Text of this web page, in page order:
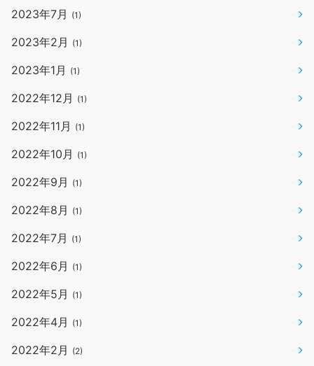
2023年7月 (1)
2023年2月 (1)
2023年1月 (1)
2022年12月 (1)
2022年11月 (1)
2022年10月 (1)
2022年9月 (1)
2022年8月 (1)
2022年7月 (1)
2022年6月 (1)
2022年5月 (1)
2022年4月 (1)
2022年2月 (2)